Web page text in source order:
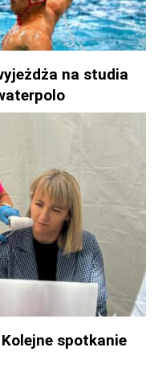
na studia
spotkanie